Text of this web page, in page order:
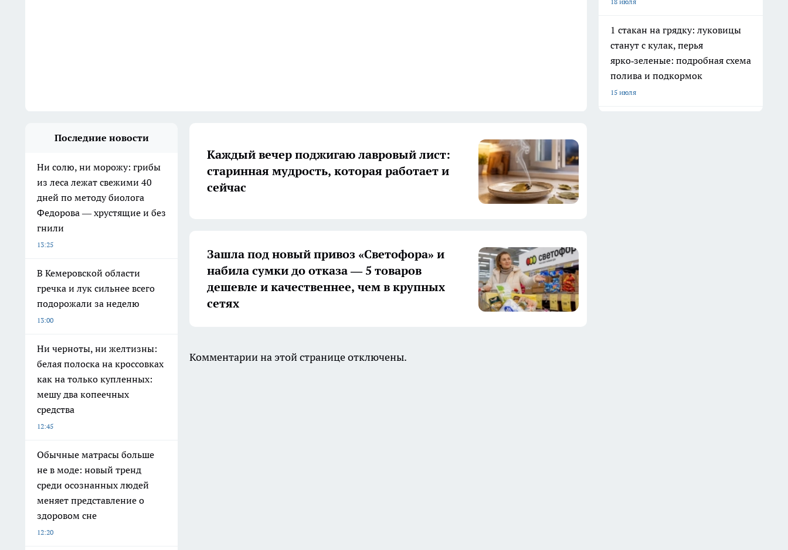
1 стакан на грядку: луковицы
станут с кулак, перья
ярко‑зеленые: подробная схема
полива и подкормок
15 июля
Последние новости
Ни солю, ни морожу: грибы
из леса лежат свежими 40
дней по методу биолога
Федорова — хрустящие и без
гнили
13:25
В Кемеровской области
гречка и лук сильнее всего
подорожали за неделю
13:00
Ни черноты, ни желтизны:
белая полоска на кроссовках
как на только купленных:
мешу два копеечных
средства
12:45
Обычные матрасы больше
не в моде: новый тренд
среди осознанных людей
меняет представление о
здоровом сне
12:20
Каждый вечер поджигаю лавровый лист:
старинная мудрость, которая работает и
сейчас
Зашла под новый привоз «Светофора» и
набила сумки до отказа — 5 товаров
дешевле и качественнее, чем в крупных
сетях
Комментарии на этой странице отключены.